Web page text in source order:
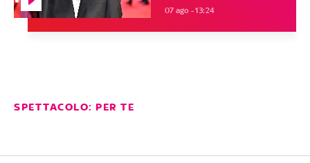
07 ago - 13:24
SPETTACOLO: PER TE